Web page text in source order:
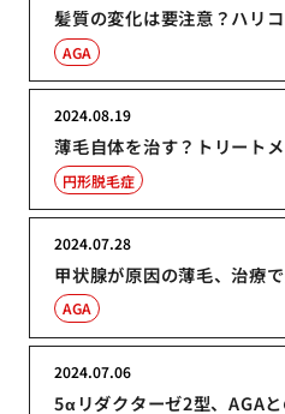
髪質の変化は要注意？ハリ
AGA
薄毛自体を治す？トリート
2024.08.19
円形脱毛症
甲状腺が原因の薄毛、治療
2024.07.28
AGA
5αリダクターゼ2型、AGA
2024.07.06